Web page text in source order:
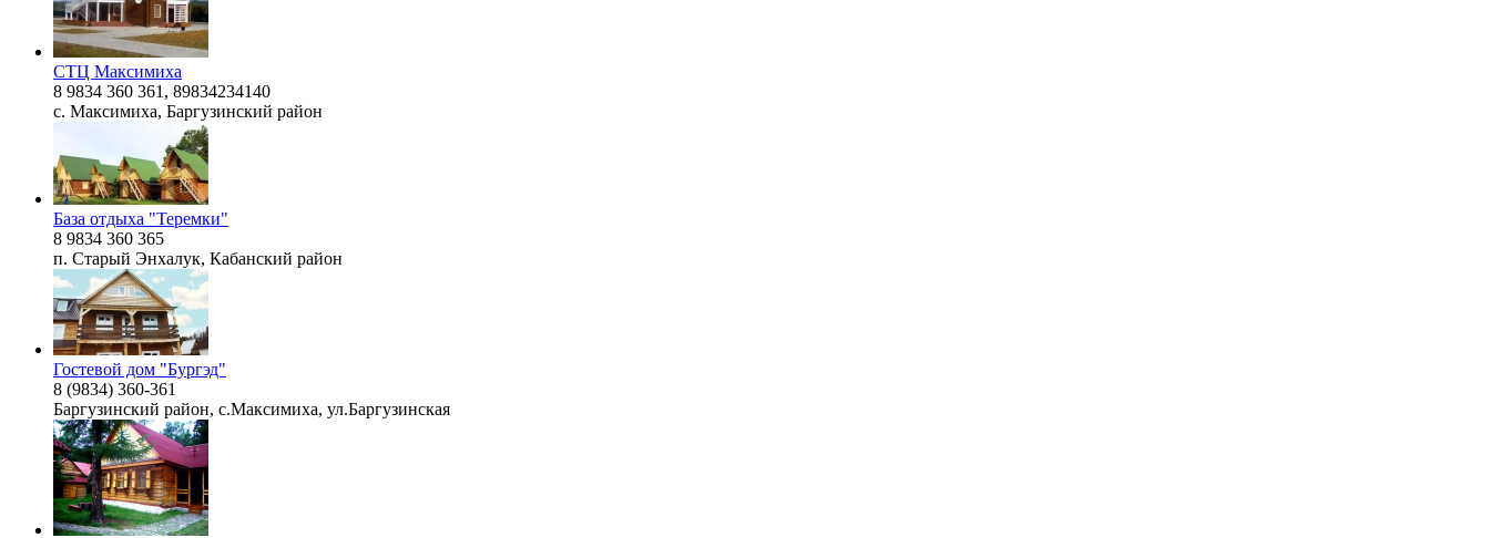
СТЦ Максимиха
8 9834 360 361, 89834234140
с. Максимиха, Баргузинский район
База отдыха "Теремки"
8 9834 360 365
п. Старый Энхалук, Кабанский район
Гостевой дом "Бургэд"
8 (9834) 360-361
Баргузинский район, с.Максимиха, ул.Баргузинская